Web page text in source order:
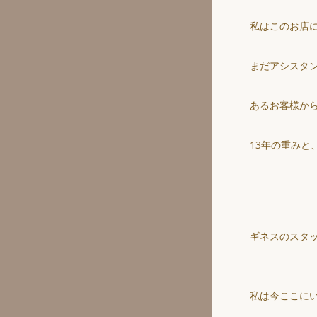
私はこのお店
まだアシスタ
あるお客様か
13年の重みと
ギネスのスタ
私は今ここに